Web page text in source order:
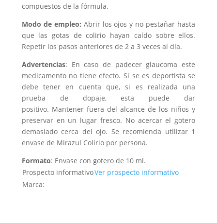
compuestos de la fórmula.
Modo de empleo: Abrir los ojos y no pestañar hasta
que las gotas de colirio hayan caído sobre ellos.
Repetir los pasos anteriores de 2 a 3 veces al día.
Advertencias: En caso de padecer glaucoma este
medicamento no tiene efecto. Si se es deportista se
debe tener en cuenta que, si es realizada una
prueba de dopaje, esta puede dar
positivo. Mantener fuera del alcance de los niños y
preservar en un lugar fresco. No acercar el gotero
demasiado cerca del ojo. Se recomienda utilizar 1
envase de Mirazul Colirio por persona.
Formato: Envase con gotero de 10 ml.
Prospecto informativoVer prospecto informativo
Marca: